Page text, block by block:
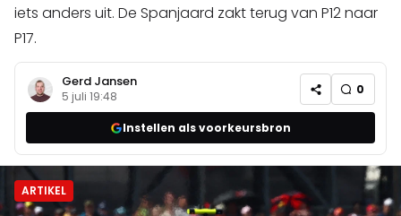
iets anders uit. De Spanjaard zakt terug van P12 naar
P17.
Gerd Jansen
5 juli 19:48 0
Instellen als voorkeursbron
ARTIKEL